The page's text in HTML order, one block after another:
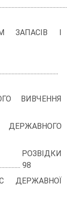
ЗАПАСІВ І
ВИВЧЕННЯ
98
ДЕРЖАВНОЇ